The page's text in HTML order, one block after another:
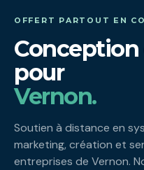
OFFERT PARTOUT EN
Conception
pour
Vernon.
Soutien à distance en
marketing, création et
entreprises de Vernon.